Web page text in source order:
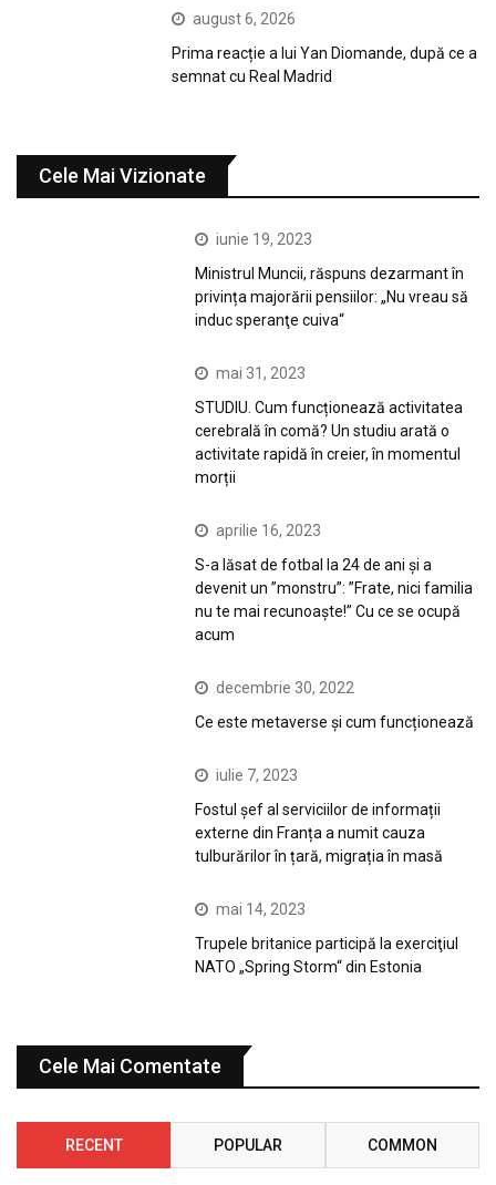
august 6, 2026
Prima reacție a lui Yan Diomande, după ce a
semnat cu Real Madrid
Cele Mai Vizionate
iunie 19, 2023
Ministrul Muncii, răspuns dezarmant în
privința majorării pensiilor: „Nu vreau să
induc speranţe cuiva“
mai 31, 2023
STUDIU. Cum funcționează activitatea
cerebrală în comă? Un studiu arată o
activitate rapidă în creier, în momentul
morții
aprilie 16, 2023
S-a lăsat de fotbal la 24 de ani și a
devenit un ”monstru”: ”Frate, nici familia
nu te mai recunoaște!” Cu ce se ocupă
acum
decembrie 30, 2022
Ce este metaverse și cum funcționează
iulie 7, 2023
Fostul șef al serviciilor de informații
externe din Franța a numit cauza
tulburărilor în țară, migrația în masă
mai 14, 2023
Trupele britanice participă la exerciţiul
NATO „Spring Storm“ din Estonia
Cele Mai Comentate
RECENT POPULAR COMMON